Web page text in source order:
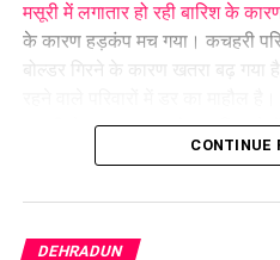
मसूरी में लगातार हो रही बारिश के
के कारण हड़कंप मच गया। कचहरी
बोल्डर गिरने के कारण खतरा बढ़
पहाड़ी से रुक-रुककर बोल्डर गिर रहे
पांच परिवारों ने एसडीएम कार्यालय में
खतरे को देखते हुए सरकारी आवास में
CONTINUE
DEHRADUN